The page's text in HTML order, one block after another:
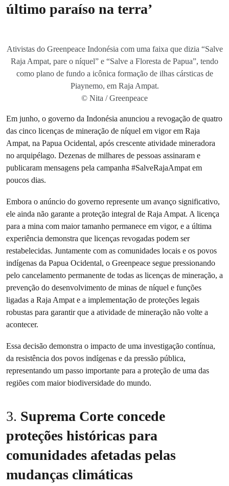
último paraíso na terra’
Ativistas do Greenpeace Indonésia com uma faixa que dizia “Salve
Raja Ampat, pare o níquel” e “Salve a Floresta de Papua”, tendo
como plano de fundo a icônica formação de ilhas cársticas de
Piaynemo, em Raja Ampat.
© Nita / Greenpeace
Em junho, o governo da Indonésia anunciou a revogação de quatro
das cinco licenças de mineração de níquel em vigor em Raja
Ampat, na Papua Ocidental, após crescente atividade mineradora
no arquipélago. Dezenas de milhares de pessoas assinaram e
publicaram mensagens pela campanha #SalveRajaAmpat em
poucos dias.
Embora o anúncio do governo represente um avanço significativo,
ele ainda não garante a proteção integral de Raja Ampat. A licença
para a mina com maior tamanho permanece em vigor, e a última
experiência demonstra que licenças revogadas podem ser
restabelecidas. Juntamente com as comunidades locais e os povos
indígenas da Papua Ocidental, o Greenpeace segue pressionando
pelo cancelamento permanente de todas as licenças de mineração, a
prevenção do desenvolvimento de minas de níquel e funções
ligadas a Raja Ampat e a implementação de proteções legais
robustas para garantir que a atividade de mineração não volte a
acontecer.
Essa decisão demonstra o impacto de uma investigação contínua,
da resistência dos povos indígenas e da pressão pública,
representando um passo importante para a proteção de uma das
regiões com maior biodiversidade do mundo.
3. Suprema Corte concede
proteções históricas para
comunidades afetadas pelas
mudanças climáticas